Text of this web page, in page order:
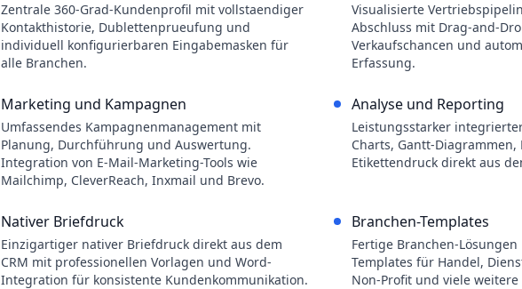
Zentrale 360-Grad-Kundenprofil mit vollstaendiger
Kontakthistorie, Dublettenprueufung und
individuell konfigurierbaren Eingabemasken für
alle Branchen.
Visualisierte
Abschluss mit Drag-and-
Verkaufschancen und
Erfassung.
Marketing und Kampagnen
Umfassendes Kampagnenmanagement mit
Planung, Durchführung und Auswertung.
Integration von E-Mail-Marketing-Tools wie
Mailchimp, CleverReach, Inxmail und Brevo.
Analyse und Reporting
Leistungsstarker
Charts, Gantt-Diagrammen,
Etikettendruck direkt aus
Nativer Briefdruck
Einzigartiger nativer Briefdruck direkt aus dem
CRM mit professionellen Vorlagen und Word-
Integration für konsistente Kundenkommunikation.
Branchen-Templates
Fertige Branchen-
Templates für Handel,
Non-Profit und viele weitere